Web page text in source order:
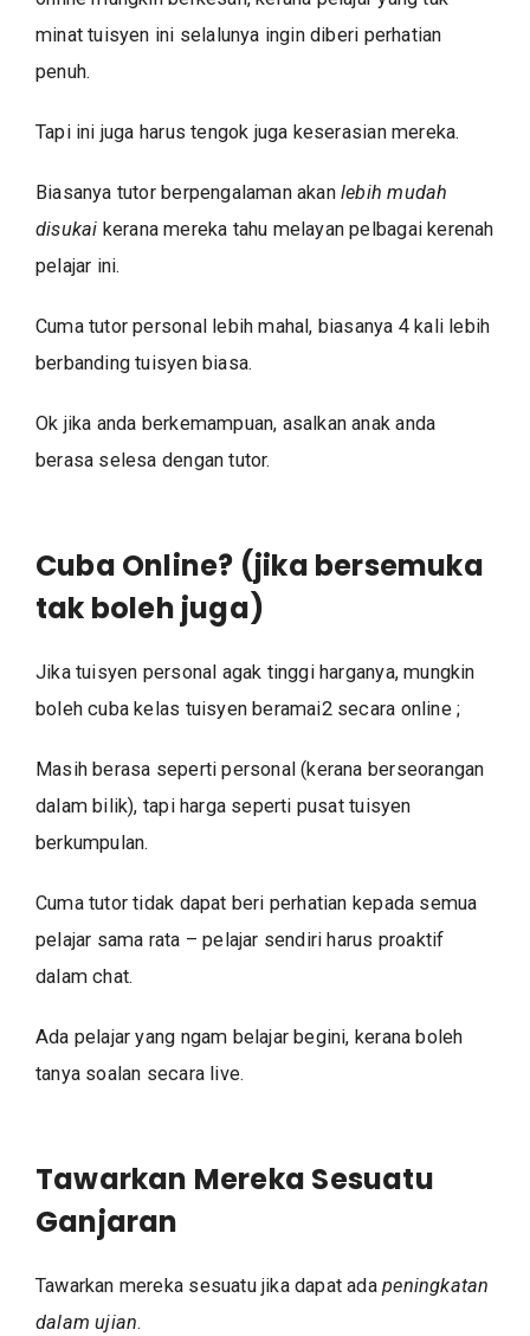
minat tuisyen ini selalunya ingin diberi perhatian
penuh.
Tapi ini juga harus tengok juga keserasian mereka.
Biasanya tutor berpengalaman akanlebih mudah
disukai kerana mereka tahu melayan pelbagai kerenah
pelajar ini.
Cuma tutor personal lebih mahal, biasanya 4 kali lebih
berbanding tuisyen biasa.
Ok jika anda berkemampuan, asalkan anak anda
berasa selesa dengan tutor.
Cuba Online? (jika bersemuka
tak boleh juga)
Jika tuisyen personal agak tinggi harganya, mungkin
boleh cuba kelas tuisyen beramai2 secara online ;
Masih berasa seperti personal (kerana berseorangan
dalam bilik), tapi harga seperti pusat tuisyen
berkumpulan.
Cuma tutor tidak dapat beri perhatian kepada semua
pelajar sama rata – pelajar sendiri harus proaktif
dalam chat.
Ada pelajar yang ngam belajar begini, kerana boleh
tanya soalan secara live.
Tawarkan Mereka Sesuatu
Ganjaran
Tawarkan mereka sesuatu jika dapat adapeningkatan
dalam ujian.